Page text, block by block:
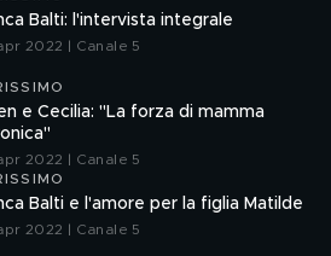
Balti: l'intervista integrale
2022 | Canale 5
e Cecilia: "La forza di mamma
2022 | Canale 5
Balti e l'amore per la figlia Matilde
2022 | Canale 5